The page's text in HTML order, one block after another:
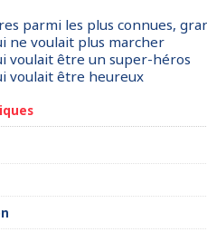
parmi les plus connues,
ne voulait plus marcher
voulait être un super-héros
voulait être heureux